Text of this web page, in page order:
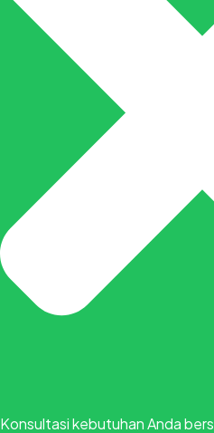
Konsultasi kebutuhan Anda